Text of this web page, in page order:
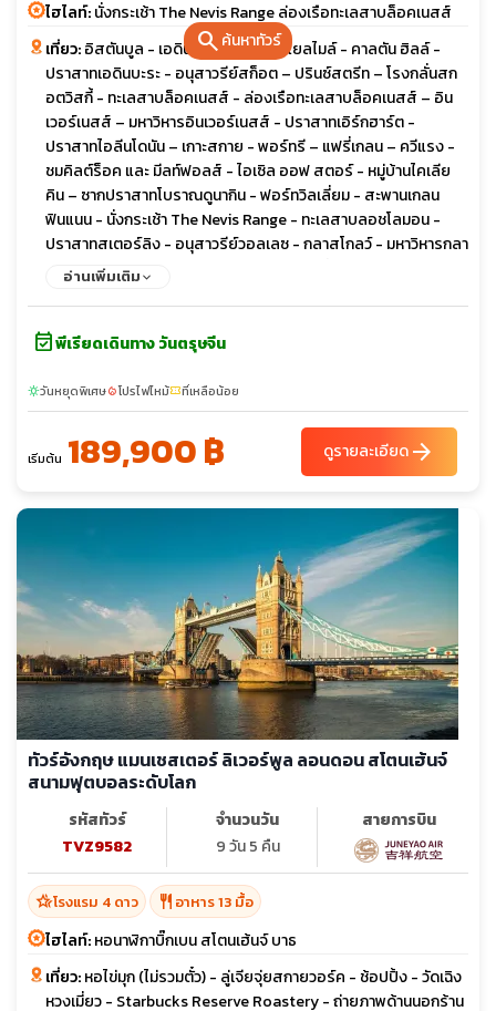
searchค้นหาทัวร์
ไฮไลท์:นั่งกระเช้า The Nevis Range ล่องเรือทะเลสาบล็อคเนสส์
เที่ยว:อิสตันบูล - เอดินบะระ – ถนนรอแยลไมล์ - คาลตัน ฮิลล์ -
ปราสาทเอดินบะระ - อนุสาวรีย์สก็อต – ปรินซ์สตรีท – โรงกลั่นสก
อตวิสกี้ - ทะเลสาบล็อคเนสส์ - ล่องเรือทะเลสาบล็อคเนสส์ – อิน
เวอร์เนสส์ – มหาวิหารอินเวอร์เนสส์ - ปราสาทเอิร์กฮาร์ต -
ปราสาทไอลีนโดนัน – เกาะสกาย - พอร์ทรี – แฟรี่เกลน – ควีแรง -
ชมคิลต์ร็อค และ มีลท์ฟอลส์ - ไอเซิล ออฟ สตอร์ - หมู่บ้านไคเลีย
คิน – ซากปราสาทโบราณดูนากิน - ฟอร์ทวิลเลี่ยม - สะพานเกลน
ฟินแนน - นั่งกระเช้า The Nevis Range - ทะเลสาบลอชโลมอน -
ปราสาทสเตอร์ลิง - อนุสาวรีย์วอลเลซ - กลาสโกลว์ - มหาวิหารกลา
สโกว์ – หอประชุมไคลด์ – ถนนบูคานัน – ช้อปปิ้งเอาท์เลต - เอดินเบ
อ่านเพิ่มเติม
event_availableพีเรียดเดินทาง วันตรุษจีน
sunnyวันหยุดพิเศษlocal_fire_departmentโปรไฟไหม้confirmation_numberที่เหลือน้อย
เริ่มต้น 189,900 ฿ ดูรายละเอียดarrow_forward
ทัวร์อังกฤษ แมนเชสเตอร์ ลิเวอร์พูล ลอนดอน สโตนเฮ้นจ์
สนามฟุตบอลระดับโลก
รหัสทัวร์
TVZ9582
จำนวนวัน
9 วัน 5 คืน
สายการบิน
hotel_classโรงแรม 4 ดาว restaurant อาหาร 13 มื้อ
ไฮไลท์:หอนาฬิกาบิ๊กเบน สโตนเฮ้นจ์ บาธ
เที่ยว:หอไข่มุก (ไม่รวมตั๋ว) - ลู่เจียจุ่ยสกายวอร์ค - ช้อปปิ้ง - วัดเฉิง
หวงเมี่ยว - Starbucks Reserve Roastery - ถ่ายภาพด้านนอกร้าน